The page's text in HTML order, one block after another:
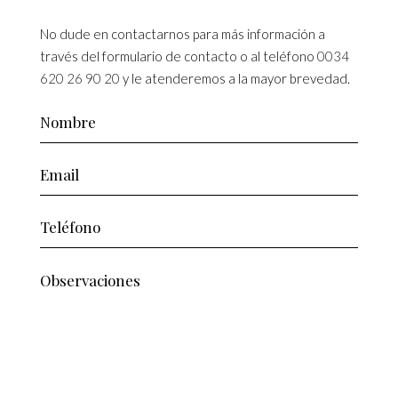
No dude en contactarnos para más información a
través del formulario de contacto o al teléfono 0034
620 26 90 20 y le atenderemos a la mayor brevedad.